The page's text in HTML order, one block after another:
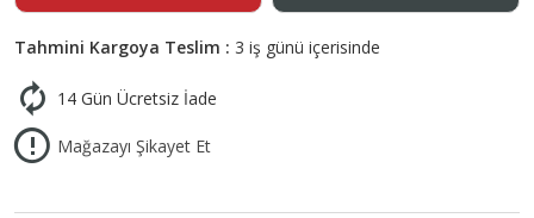
Tahmini Kargoya Teslim : 3 iş günü içerisinde
14 Gün Ücretsiz İade
Mağazayı Şikayet Et